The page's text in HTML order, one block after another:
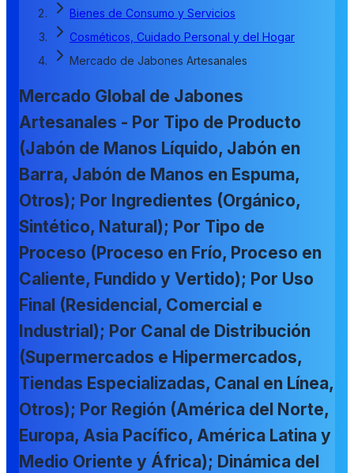
Bienes de Consumo y Servicios
Cosméticos, Cuidado Personal y del Hogar
Mercado de Jabones Artesanales
Mercado Global de Jabones
Artesanales - Por Tipo de Producto
(Jabón de Manos Líquido, Jabón en
Barra, Jabón de Manos en Espuma,
Otros); Por Ingredientes (Orgánico,
Sintético, Natural); Por Tipo de
Proceso (Proceso en Frío, Proceso en
Caliente, Fundido y Vertido); Por Uso
Final (Residencial, Comercial e
Industrial); Por Canal de Distribución
(Supermercados e Hipermercados,
Tiendas Especializadas, Canal en Línea,
Otros); Por Región (América del Norte,
Europa, Asia Pacífico, América Latina y
Medio Oriente y África); Dinámica del